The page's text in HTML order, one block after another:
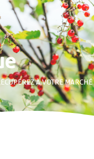
À VOTRE MARCHÉ